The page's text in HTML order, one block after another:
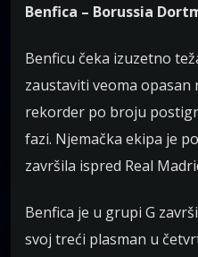
Benfica – Borussia
Benficu čeka izuzetno
zaustaviti veoma
rekorder po broju
fazi. Njemačka ekipa je
završila ispred Real
Benfica je u grupi G
svoj treći plasman u